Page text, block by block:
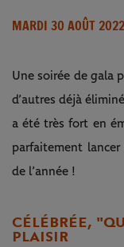
MARDI 30 AOÛT 2022
Une soirée de gala
d’autres déjà
a été très fort en
parfaitement
de l’année !
CÉLÉBRÉE,
PLAISIR